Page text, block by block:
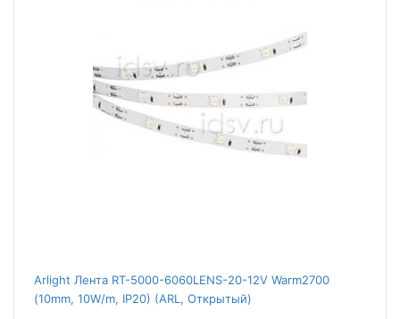
Arlight Лента RT-5000-6060LENS-20-12V Warm2700
(10mm, 10W/m, IP20) (ARL, Открытый)